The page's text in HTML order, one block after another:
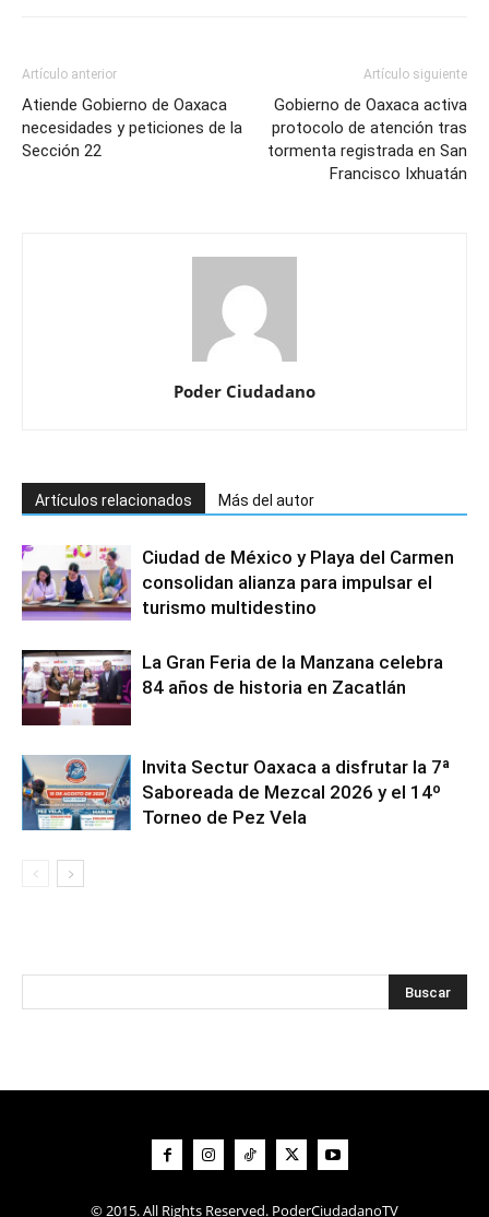
Artículo anterior
Atiende Gobierno de Oaxaca
necesidades y peticiones de la
Sección 22
Artículo siguiente
Gobierno de Oaxaca activa
protocolo de atención tras
tormenta registrada en San
Francisco Ixhuatán
Poder Ciudadano
Artículos relacionados Más del autor
Ciudad de México y Playa del Carmen
consolidan alianza para impulsar el
turismo multidestino
La Gran Feria de la Manzana celebra
84 años de historia en Zacatlán
Invita Sectur Oaxaca a disfrutar la 7ª
Saboreada de Mezcal 2026 y el 14º
Torneo de Pez Vela
© 2015. All Rights Reserved. PoderCiudadanoTV